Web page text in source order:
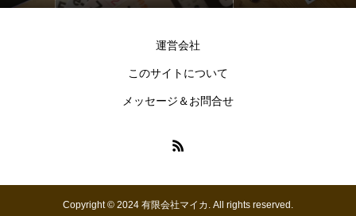
I時代のアプリケーション／サービ
運営会社
このサイトについて
メッセージ＆お問合せ
Copyright © 2024 有限会社マイカ. All rights reserved.